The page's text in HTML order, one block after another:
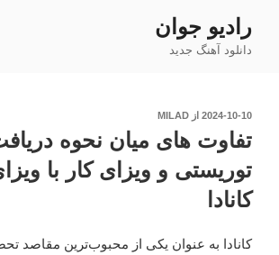
محتوا
رادیو جوان
دانلود آهنگ جدید
نوشته‌شده
2024-10-10 از MILAD
تفاوت های میان نحوه
توریستی و ویزای کار با
کانادا
کانادا به عنوان یکی از محبوب‌ترین مقاصد